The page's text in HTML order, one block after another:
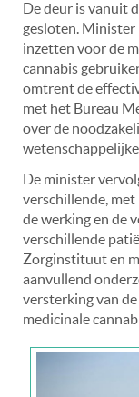
De deur is vanuit
gesloten. Minister
inzetten voor de
cannabis
omtrent de
met het Bureau
over de
wetenschappelijke
De minister
verschillende, met
de werking en de
verschillende
Zorginstituut en
aanvullend
versterking van
medicinale